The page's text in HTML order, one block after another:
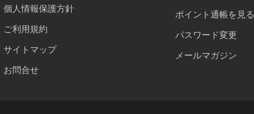
個人情報保護方針
ご利用規約
サイトマップ
お問合せ
ポイント通帳を見る
パスワード変更
メールマガジン